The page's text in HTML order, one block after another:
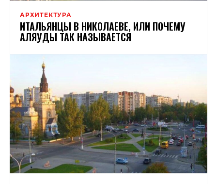
АРХИТЕКТУРА
ИТАЛЬЯНЦЫ В НИКОЛАЕВЕ, ИЛИ ПОЧЕМУ
АЛЯУДЫ ТАК НАЗЫВАЕТСЯ